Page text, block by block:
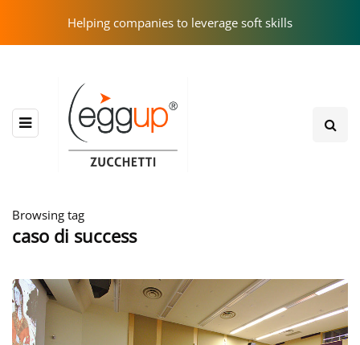
Helping companies to leverage soft skills
Browsing tag
caso di success